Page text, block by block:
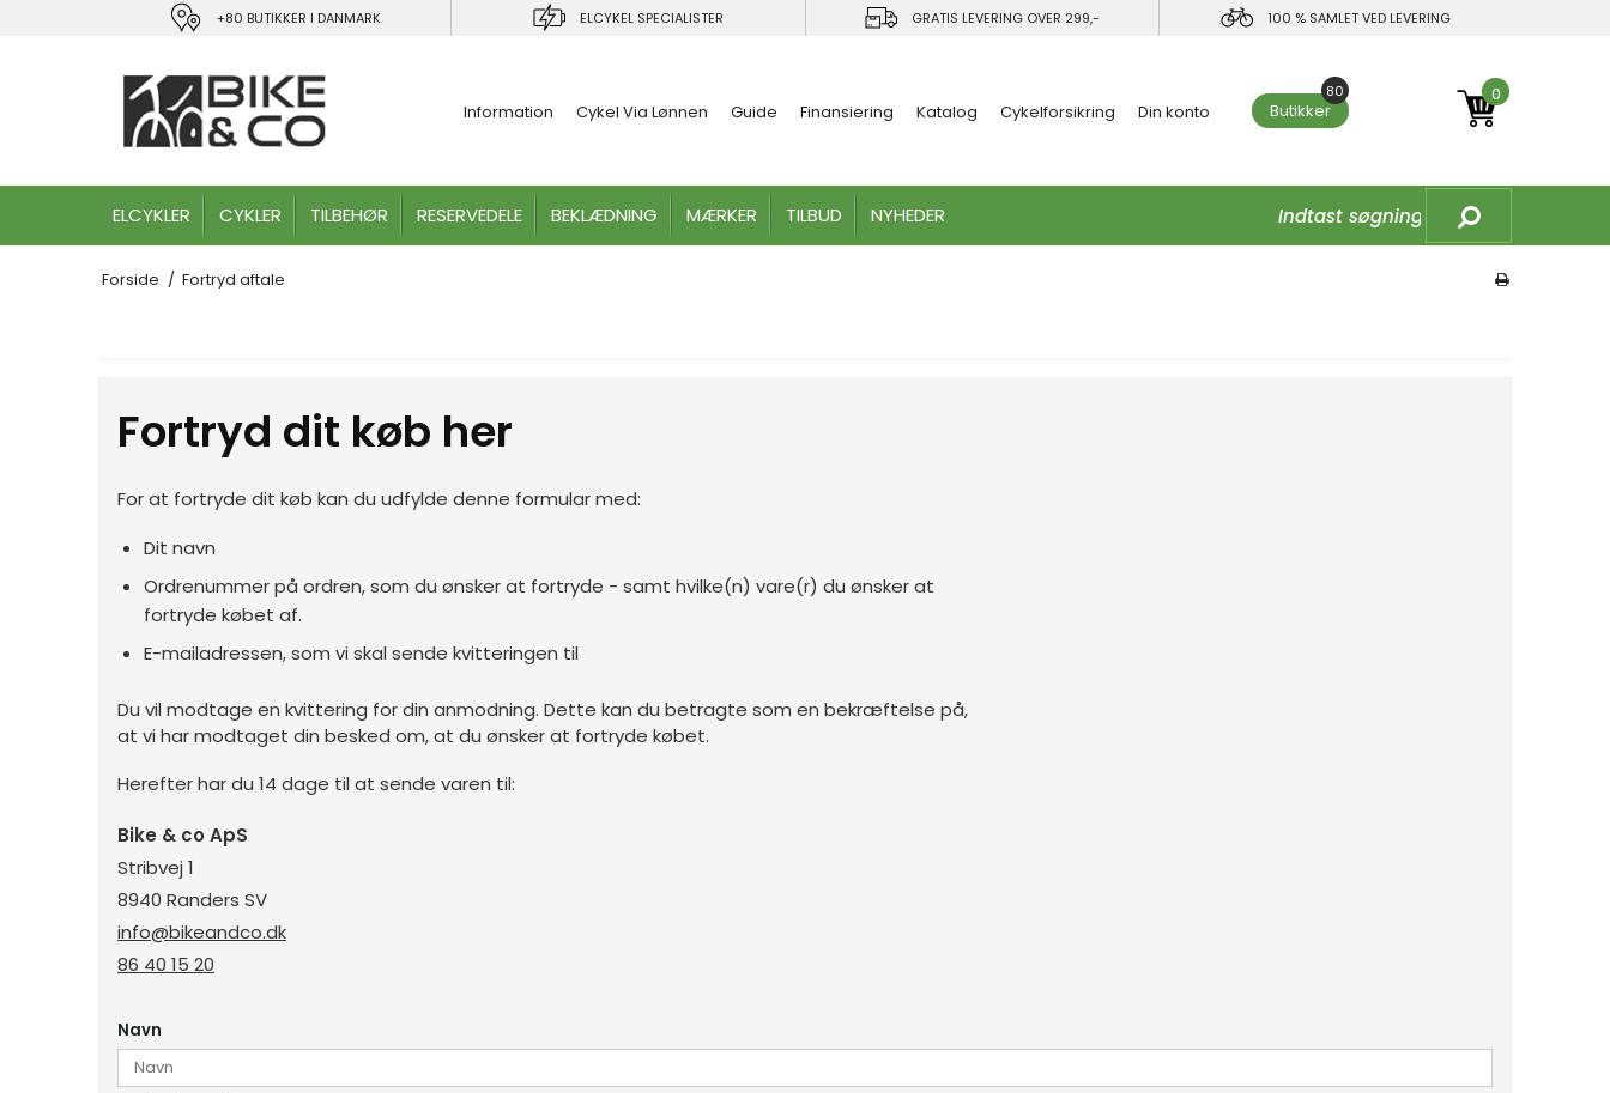
+80 BUTIKKER I DANMARK ELCYKEL SPECIALISTER GRATIS LEVERING OVER 299,- 100 % SAMLET VED LEVERING
Information Cykel Via Lønnen Guide Finansiering Katalog Cykelforsikring Din konto Butikker
80 0
ELCYKLER CYKLER TILBEHØR RESERVEDELE BEKLÆDNING MÆRKER TILBUD NYHEDER
Forside / Fortryd aftale
Fortryd dit køb her
For at fortryde dit køb kan du udfylde denne formular med:
Dit navn
Ordrenummer på ordren, som du ønsker at fortryde - samt hvilke(n) vare(r) du ønsker at
fortryde købet af.
E-mailadressen, som vi skal sende kvitteringen til
Du vil modtage en kvittering for din anmodning. Dette kan du betragte som en bekræftelse på,
at vi har modtaget din besked om, at du ønsker at fortryde købet.
Herefter har du 14 dage til at sende varen til:
Bike & co ApS
Stribvej 1
8940 Randers SV
info@bikeandco.dk
86 40 15 20
Navn